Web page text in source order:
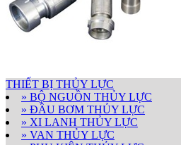
THIẾT BỊ THỦY LỰC
» BỘ NGUỒN THỦY LỰC
» ĐẦU BƠM THỦY LỰC
» XI LANH THỦY LỰC
» VAN THỦY LỰC